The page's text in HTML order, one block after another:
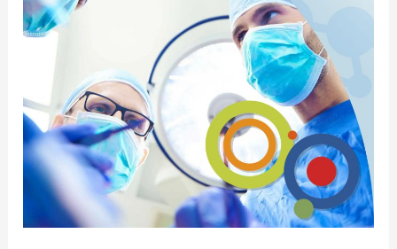
la
ciencia
práctica
clínica
se
encuentran